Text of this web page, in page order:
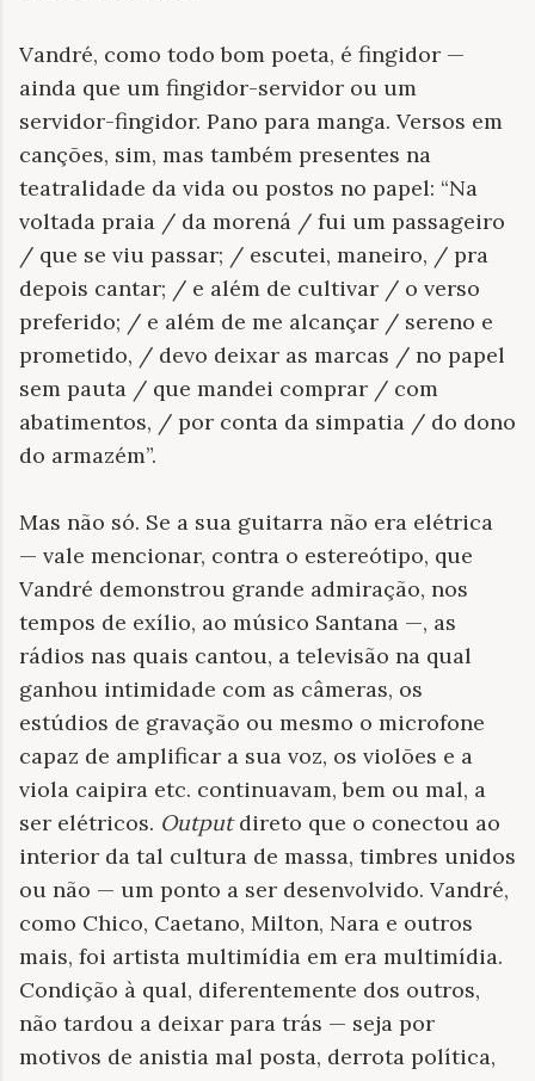
Vandré, como todo bom poeta, é fingidor —
ainda que um fingidor-servidor ou um
servidor-fingidor. Pano para manga. Versos em
canções, sim, mas também presentes na
teatralidade da vida ou postos no papel: “Na
voltada praia / da morená / fui um passageiro
/ que se viu passar; / escutei, maneiro, / pra
depois cantar; / e além de cultivar / o verso
preferido; / e além de me alcançar / sereno e
prometido, / devo deixar as marcas / no papel
sem pauta / que mandei comprar / com
abatimentos, / por conta da simpatia / do dono
do armazém”.
Mas não só. Se a sua guitarra não era elétrica
— vale mencionar, contra o estereótipo, que
Vandré demonstrou grande admiração, nos
tempos de exílio, ao músico Santana —, as
rádios nas quais cantou, a televisão na qual
ganhou intimidade com as câmeras, os
estúdios de gravação ou mesmo o microfone
capaz de amplificar a sua voz, os violões e a
viola caipira etc. continuavam, bem ou mal, a
ser elétricos. Outputdireto que o conectou ao
interior da tal cultura de massa, timbres unidos
ou não — um ponto a ser desenvolvido. Vandré,
como Chico, Caetano, Milton, Nara e outros
mais, foi artista multimídia em era multimídia.
Condição à qual, diferentemente dos outros,
não tardou a deixar para trás — seja por
motivos de anistia mal posta, derrota política,